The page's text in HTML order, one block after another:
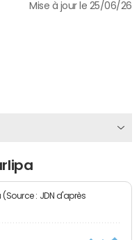
Mise à jour le 25/06/26
: JDN d'après